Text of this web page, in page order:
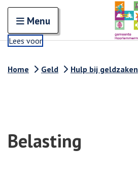
Open en sluit het
Menu
Lees voor
Home Geld Hulp bij geldzaken
Belasting